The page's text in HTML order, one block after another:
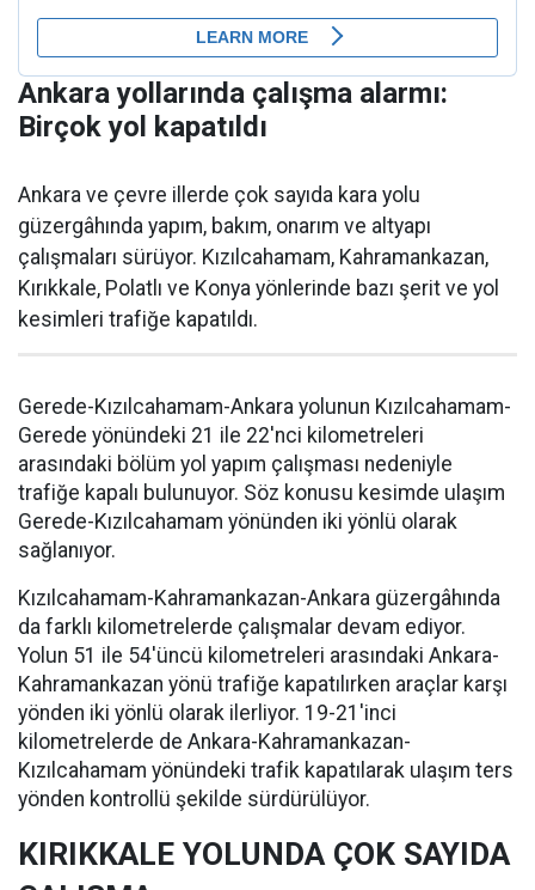
Ankara yollarında çalışma alarmı:
Birçok yol kapatıldı
Ankara ve çevre illerde çok sayıda kara yolu
güzergâhında yapım, bakım, onarım ve altyapı
çalışmaları sürüyor. Kızılcahamam, Kahramankazan,
Kırıkkale, Polatlı ve Konya yönlerinde bazı şerit ve yol
kesimleri trafiğe kapatıldı.
Gerede-Kızılcahamam-Ankara yolunun Kızılcahamam-
Gerede yönündeki 21 ile 22'nci kilometreleri
arasındaki bölüm yol yapım çalışması nedeniyle
trafiğe kapalı bulunuyor. Söz konusu kesimde ulaşım
Gerede-Kızılcahamam yönünden iki yönlü olarak
sağlanıyor.
Kızılcahamam-Kahramankazan-Ankara güzergâhında
da farklı kilometrelerde çalışmalar devam ediyor.
Yolun 51 ile 54'üncü kilometreleri arasındaki Ankara-
Kahramankazan yönü trafiğe kapatılırken araçlar karşı
yönden iki yönlü olarak ilerliyor. 19-21'inci
kilometrelerde de Ankara-Kahramankazan-
Kızılcahamam yönündeki trafik kapatılarak ulaşım ters
yönden kontrollü şekilde sürdürülüyor.
KIRIKKALE YOLUNDA ÇOK SAYIDA